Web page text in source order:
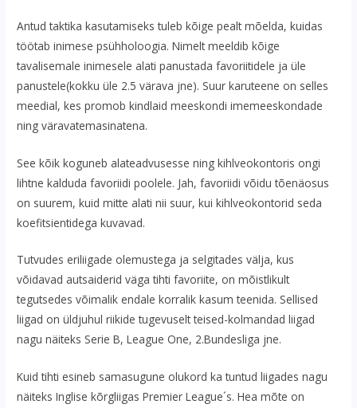
Antud taktika kasutamiseks tuleb kõige pealt mõelda, kuidas
töötab inimese psühholoogia. Nimelt meeldib kõige
tavalisemale inimesele alati panustada favoriitidele ja üle
panustele(kokku üle 2.5 värava jne). Suur karuteene on selles
meedial, kes promob kindlaid meeskondi imemeeskondade
ning väravatemasinatena.
See kõik koguneb alateadvusesse ning kihlveokontoris ongi
lihtne kalduda favoriidi poolele. Jah, favoriidi võidu tõenäosus
on suurem, kuid mitte alati nii suur, kui kihlveokontorid seda
koefitsientidega kuvavad.
Tutvudes eriliigade olemustega ja selgitades välja, kus
võidavad autsaiderid väga tihti favoriite, on mõistlikult
tegutsedes võimalik endale korralik kasum teenida. Sellised
liigad on üldjuhul riikide tugevuselt teised-kolmandad liigad
nagu näiteks Serie B, League One, 2.Bundesliga jne.
Kuid tihti esineb samasugune olukord ka tuntud liigades nagu
näiteks Inglise kõrgliigas Premier League´s. Hea mõte on